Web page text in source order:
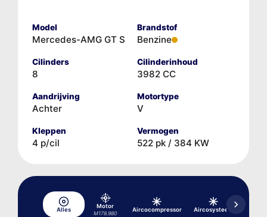
Model
Mercedes-AMG GT S
Brandstof
Benzine
Cilinders
8
Cilinderinhoud
3982 CC
Aandrijving
Achter
Motortype
V
Kleppen
4 p/cil
Vermogen
522 pk / 384 KW
Alles
Motor
M178.980
Aircocompressor Aircosysteem